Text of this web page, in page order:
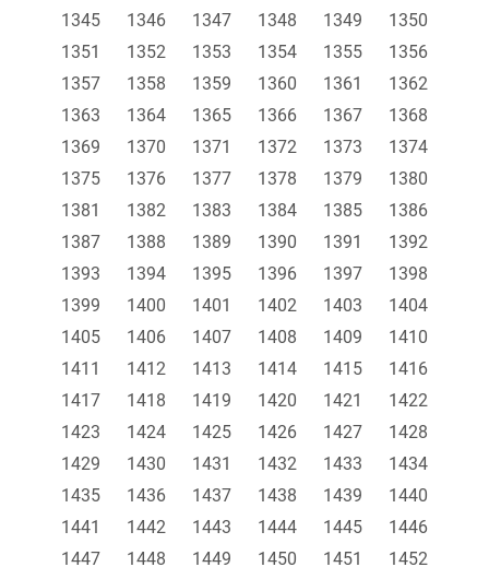
1345
1346 1347 1348 1349
1350
1351
1352 1353 1354 1355
1356
1357
1358 1359 1360 1361
1362
1363
1364 1365 1366 1367
1368
1369
1370 1371 1372 1373
1374
1375
1376 1377 1378 1379
1380
1381
1382 1383 1384 1385
1386
1387
1388 1389 1390 1391
1392
1393
1394 1395 1396 1397
1398
1399
1400 1401 1402 1403
1404
1405
1406 1407 1408 1409
1410
1411
1412 1413 1414 1415
1416
1417
1418 1419 1420 1421
1422
1423
1424 1425 1426 1427
1428
1429
1430 1431 1432 1433
1434
1435
1436 1437 1438 1439
1440
1441
1442 1443 1444 1445
1446
1447
1448 1449 1450 1451
1452